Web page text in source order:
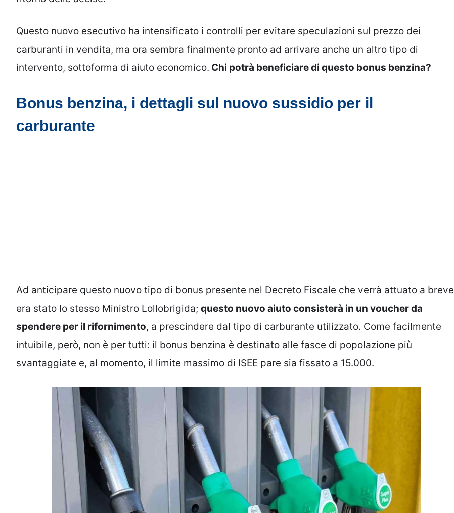
Questo nuovo esecutivo ha intensificato i controlli per evitare speculazioni sul prezzo dei
carburanti in vendita, ma ora sembra finalmente pronto ad arrivare anche un altro tipo di
intervento, sottoforma di aiuto economico. Chi potrà beneficiare di questo bonus benzina?
Bonus benzina, i dettagli sul nuovo sussidio per il
carburante
Ad anticipare questo nuovo tipo di bonus presente nel Decreto Fiscale che verrà attuato a breve
era stato lo stesso Ministro Lollobrigida; questo nuovo aiuto consisterà in un voucher da
spendere per il rifornimento, a prescindere dal tipo di carburante utilizzato. Come facilmente
intuibile, però, non è per tutti: il bonus benzina è destinato alle fasce di popolazione più
svantaggiate e, al momento, il limite massimo di ISEE pare sia fissato a 15.000.